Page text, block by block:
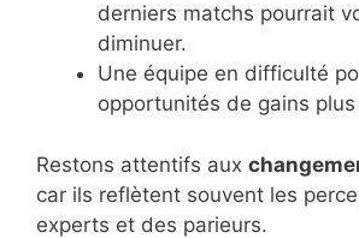
derniers matchs pourrait
diminuer.
Une équipe en difficulté
opportunités de gains
Restons attentifs aux
car ils reflètent souvent les
experts et des parieurs.